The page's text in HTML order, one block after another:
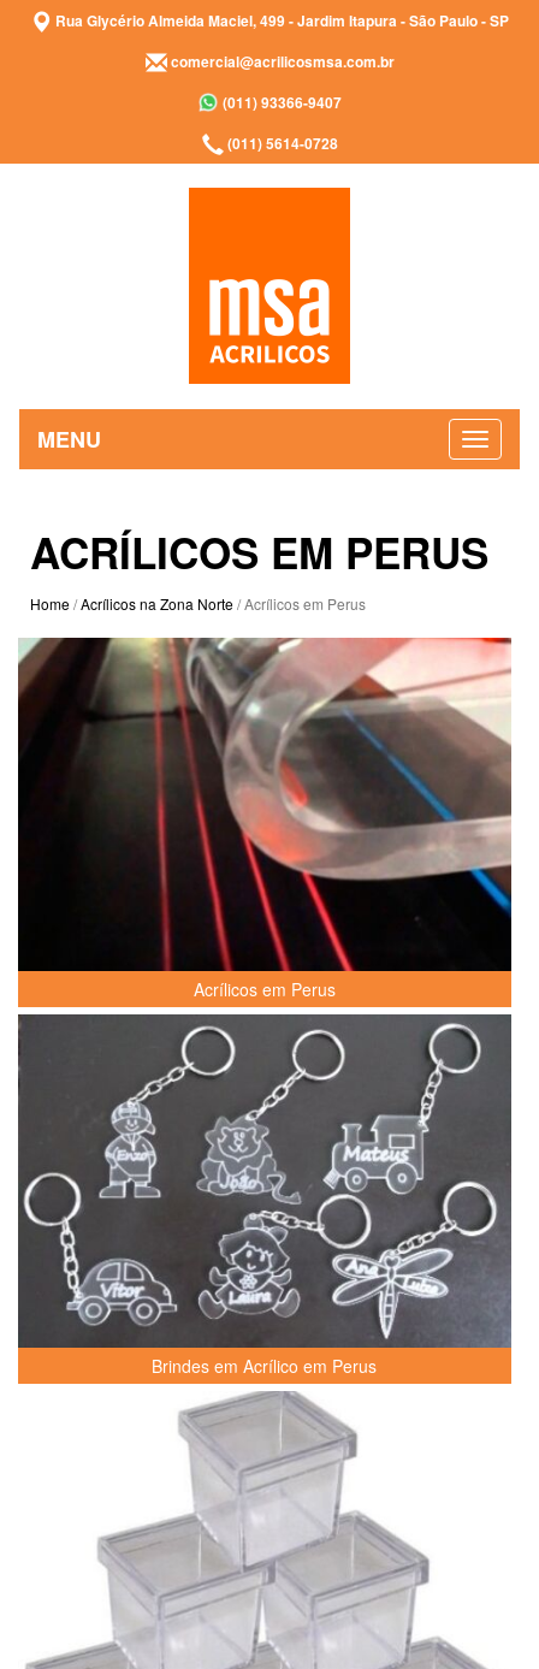
Rua Glycério Almeida Maciel, 499 - Jardim Itapura - São Paulo - SP
comercial@acrilicosmsa.com.br
(011) 93366-9407
(011) 5614-0728
MENU
ACRÍLICOS EM PERUS
Home/Acrílicos na Zona Norte/ Acrílicos em Perus
Acrílicos em Perus
Brindes em Acrílico em Perus